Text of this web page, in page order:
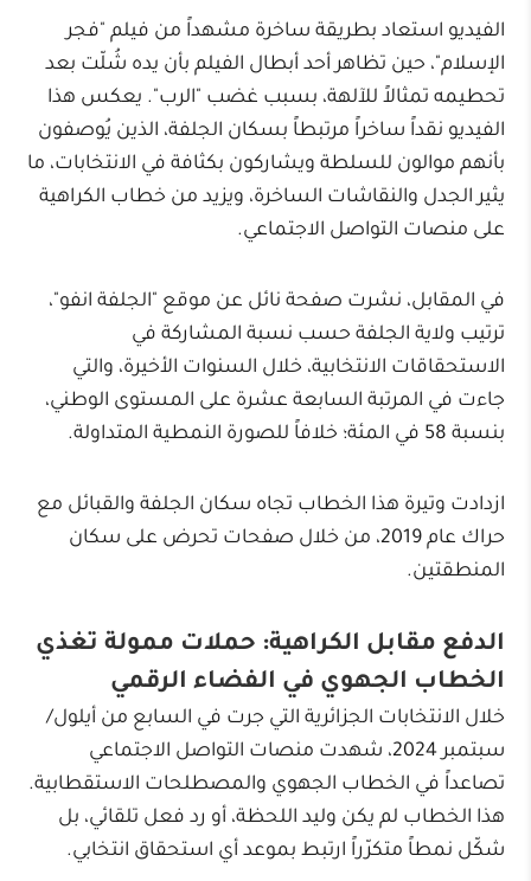
الفيديو استعاد بطريقة ساخرة مشهداً من فيلم "فجر
الإسلام"، حين تظاهر أحد أبطال الفيلم بأن يده شُلّت بعد
تحطيمه تمثالاً للآلهة، بسبب غضب "الرب". يعكس هذا
الفيديو نقداً ساخراً مرتبطاً بسكان الجلفة، الذين يُوصفون
بأنهم موالون للسلطة ويشاركون بكثافة في الانتخابات، ما
يثير الجدل والنقاشات الساخرة، ويزيد من خطاب الكراهية
على منصات التواصل الاجتماعي.
في المقابل، نشرت صفحة نائل عن موقع "الجلفة انفو"،
ترتيب ولاية الجلفة حسب نسبة المشاركة في
الاستحقاقات الانتخابية، خلال السنوات الأخيرة، والتي
جاءت في المرتبة السابعة عشرة على المستوى الوطني،
بنسبة 58 في المئة؛ خلافاً للصورة النمطية المتداولة.
ازدادت وتيرة هذا الخطاب تجاه سكان الجلفة والقبائل مع
حراك عام 2019، من خلال صفحات تحرض على سكان
المنطقتين.
الدفع مقابل الكراهية: حملات ممولة تغذي
الخطاب الجهوي في الفضاء الرقمي
خلال الانتخابات الجزائرية التي جرت في السابع من أيلول/
سبتمبر 2024، شهدت منصات التواصل الاجتماعي
تصاعداً في الخطاب الجهوي والمصطلحات الاستقطابية.
هذا الخطاب لم يكن وليد اللحظة، أو رد فعل تلقائي، بل
شكّل نمطاً متكرّراً ارتبط بموعد أي استحقاق انتخابي.